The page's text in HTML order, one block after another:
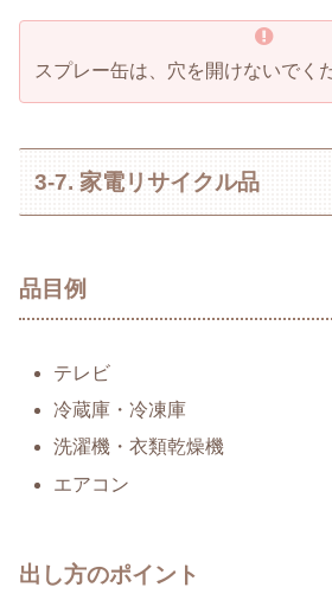
スプレー缶は、穴を開けないでく
3-7. 家電リサイクル品
品目例
テレビ
冷蔵庫・冷凍庫
洗濯機・衣類乾燥機
エアコン
出し方のポイント